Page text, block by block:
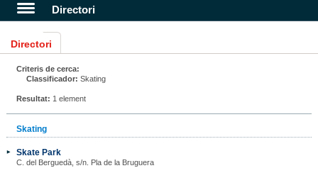
Directori
Directori
Criteris de cerca:
Classificador: Skating
Resultat: 1 element
Skating
Skate Park
C. del Berguedà, s/n. Pla de la Bruguera